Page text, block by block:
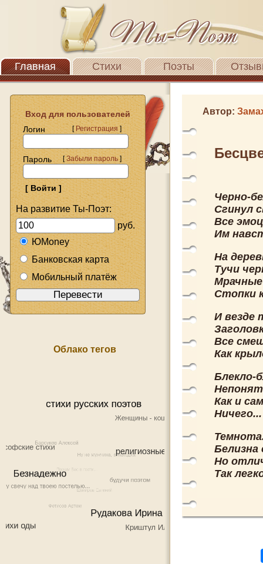
Главная Стихи Поэты
Вход для пользователей
Логин
[Регистрация]
Пароль [Забыли пароль]
На развитие Ты-Поэт:
руб.
ЮMoney
Банковская карта
Мобильный платёж
Облако тегов
Автор:
Черно-
Сгинул
Все
Им
На
Тучи
Стопки
И везде
Все
Как
Блекло-
Как и
Белизна
Но
Так